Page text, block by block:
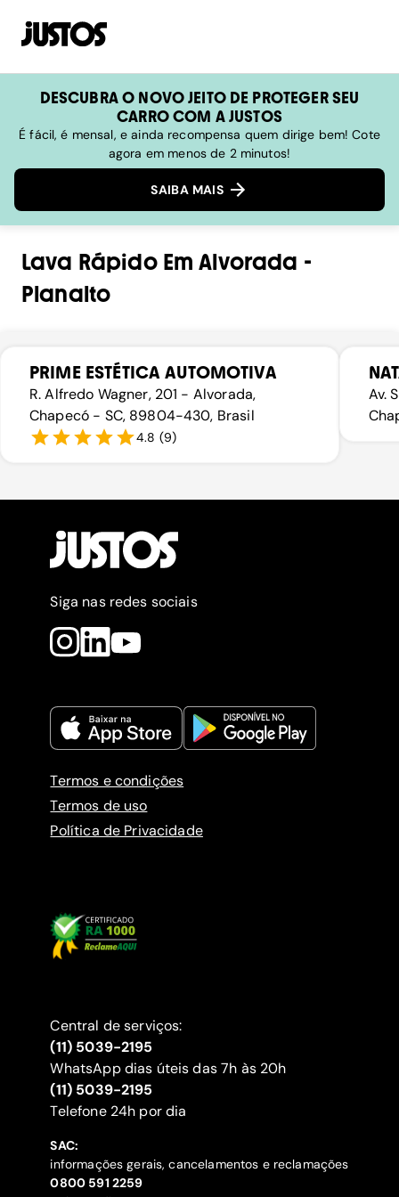
DESCUBRA O NOVO JEITO DE PROTEGER SEU
CARRO COM A JUSTOS
É fácil, é mensal, e ainda recompensa quem dirige bem! Cote
agora em menos de 2 minutos!
SAIBA MAIS
Lava RápidoEmAlvorada -
Planalto
PRIME ESTÉTICA AUTOMOTIVA
R. Alfredo Wagner, 201 - Alvorada,
Chapecó - SC, 89804-430, Brasil
4.8 (9)
Av.
Siga nas redes sociais
Termos e condições
Termos de uso
Política de Privacidade
Central de serviços:
(11) 5039-2195
WhatsApp dias úteis das 7h às 20h
(11) 5039-2195
‍Telefone 24h por dia
SAC:
informações gerais, cancelamentos e reclamações
‍0800 591 2259